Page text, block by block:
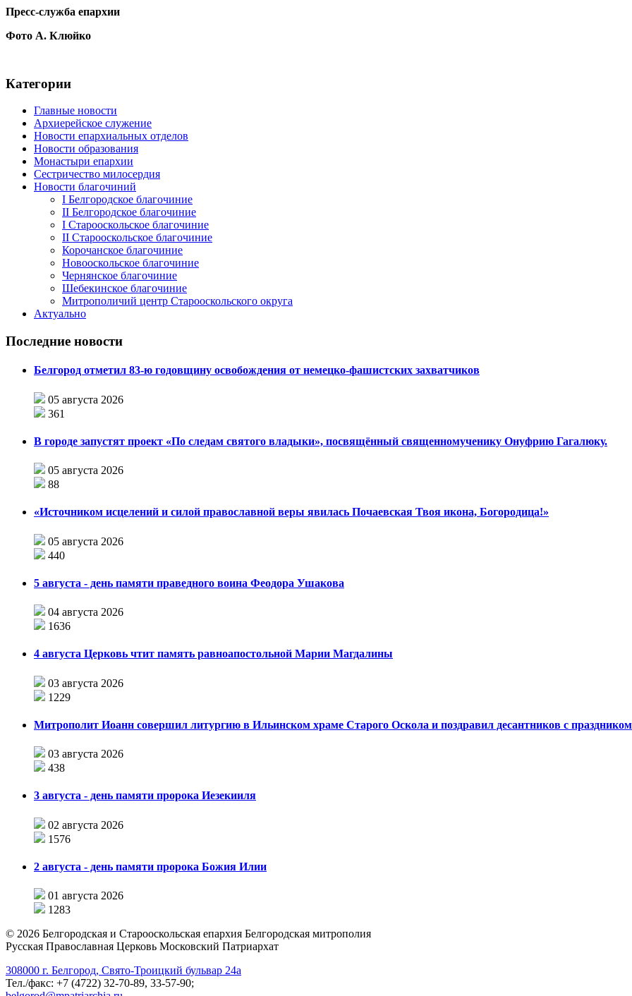
Пресс-служба епархии
Фото А. Клюйко
Категории
Главные новости
Архиерейское служение
Новости епархиальных отделов
Новости образования
Монастыри епархии
Сестричество милосердия
Новости благочиний
I Белгородское благочиние
II Белгородское благочиние
I Старооскольское благочиние
II Старооскольское благочиние
Корочанское благочиние
Новооскольское благочиние
Чернянское благочиние
Шебекинское благочиние
Митрополичий центр Старооскольского округа
Актуально
Последние новости
Белгород отметил 83-ю годовщину освобождения от немецко-фашистских захватчиков
05 августа 2026
361
В городе запустят проект «По следам святого владыки», посвящённый священномученику Онуфрию Гагалюку.
05 августа 2026
88
«Источником исцелений и силой православной веры явилась Почаевская Твоя икона, Богородица!»
05 августа 2026
440
5 августа - день памяти праведного воина Феодора Ушакова
04 августа 2026
1636
4 августа Церковь чтит память равноапостольной Марии Магдалины
03 августа 2026
1229
Митрополит Иоанн совершил литургию в Ильинском храме Старого Оскола и поздравил десантников с праздником
03 августа 2026
438
3 августа - день памяти пророка Иезекииля
02 августа 2026
1576
2 августа - день памяти пророка Божия Илии
01 августа 2026
1283
© 2026 Белгородская и Старооскольская епархия Белгородская митрополия
Русская Православная Церковь Московский Патриархат
308000 г. Белгород, Свято-Троицкий бульвар 24а
Тел./факс: +7 (4722) 32-70-89, 33-57-90;